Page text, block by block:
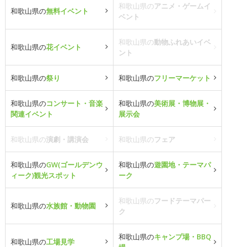
和歌山県の無料イベント
和歌山県のアニメ・ゲームイ
ベント
和歌山県の花イベント
和歌山県の動物ふれあいイベ
ント
和歌山県の祭り 和歌山県のフリーマーケット
和歌山県のコンサート・音楽
関連イベント
和歌山県の美術展・博物展・
展示会
和歌山県の演劇・講演会 和歌山県のフェア
和歌山県のGW(ゴールデンウ
ィーク)観光スポット
和歌山県の遊園地・テーマパ
ーク
和歌山県の水族館・動物園
和歌山県のフードテーマパー
ク
和歌山県の工場見学
和歌山県のキャンプ場・BBQ